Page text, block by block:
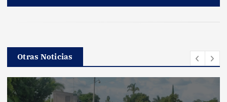
Otras Noticias